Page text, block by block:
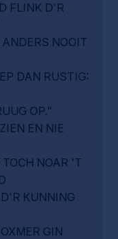
FLINK D'R
NOOIT
DAN RUSTIG:
OP."
EN NIE
TOCH NOAR 'T
KUNNING
GIN